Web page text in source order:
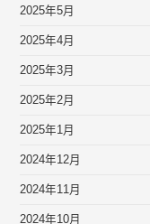
2025年5月
2025年4月
2025年3月
2025年2月
2025年1月
2024年12月
2024年11月
2024年10月